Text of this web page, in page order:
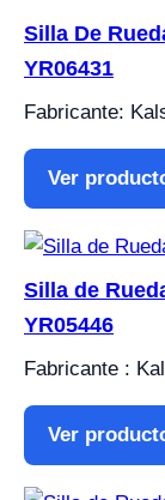
Silla De
YR06431
Fabricante:
Ver
Silla de
YR05446
Fabricante :
Ver